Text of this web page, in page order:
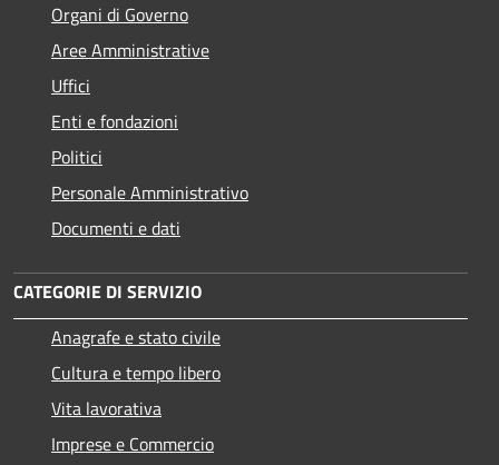
Organi di Governo
Aree Amministrative
Uffici
Enti e fondazioni
Politici
Personale Amministrativo
Documenti e dati
CATEGORIE DI SERVIZIO
Anagrafe e stato civile
Cultura e tempo libero
Vita lavorativa
Imprese e Commercio